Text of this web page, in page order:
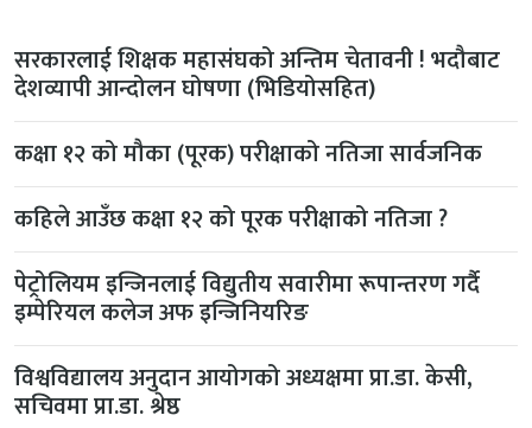
सरकारलाई शिक्षक महासंघको अन्तिम चेतावनी ! भदौबाट
देशव्यापी आन्दोलन घोषणा (भिडियोसहित)
कक्षा १२ को मौका (पूरक) परीक्षाको नतिजा सार्वजनिक
कहिले आउँछ कक्षा १२ को पूरक परीक्षाको नतिजा ?
पेट्रोलियम इन्जिनलाई विद्युतीय सवारीमा रूपान्तरण गर्दै
इम्पेरियल कलेज अफ इन्जिनियरिङ
विश्वविद्यालय अनुदान आयोगको अध्यक्षमा प्रा.डा. केसी,
सचिवमा प्रा.डा. श्रेष्ठ